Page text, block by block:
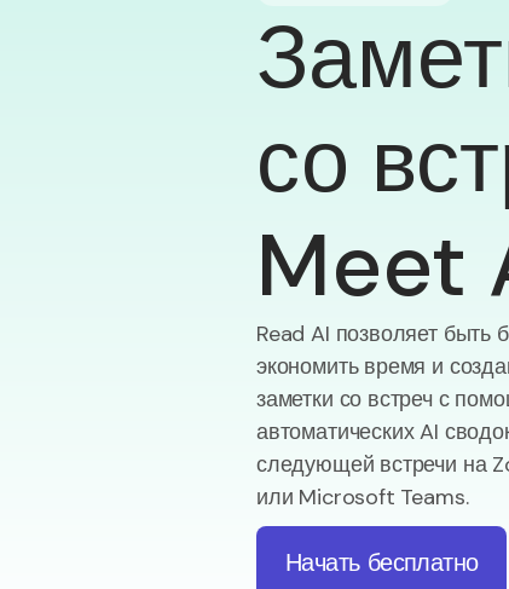
со
Meet
Read AI позволяет быть
экономить время и
заметки со встреч с
автоматических AI
следующей встречи на
или Microsoft Teams.
Начать бесплатно